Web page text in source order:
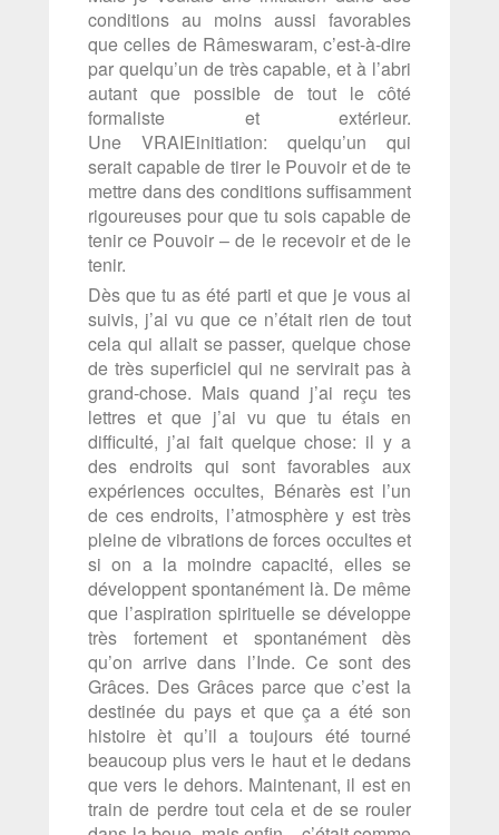
conditions au moins aussi favorables
que celles de Râmeswaram, c’est-à-dire
par quelqu’un de très capable, et à l’abri
autant que possible de tout le côté
formaliste et extérieur.
Une VRAIEinitiation: quelqu’un qui
serait capable de tirer le Pouvoir et de te
mettre dans des conditions suffisamment
rigoureuses pour que tu sois capable de
tenir ce Pouvoir – de le recevoir et de le
tenir.
Dès que tu as été parti et que je vous ai
suivis, j’ai vu que ce n’était rien de tout
cela qui allait se passer, quelque chose
de très superficiel qui ne servirait pas à
grand-chose. Mais quand j’ai reçu tes
lettres et que j’ai vu que tu étais en
difficulté, j’ai fait quelque chose: il y a
des endroits qui sont favorables aux
expériences occultes, Bénarès est l’un
de ces endroits, l’atmosphère y est très
pleine de vibrations de forces occultes et
si on a la moindre capacité, elles se
développent spontanément là. De même
que l’aspiration spirituelle se développe
très fortement et spontanément dès
qu’on arrive dans l’Inde. Ce sont des
Grâces. Des Grâces parce que c’est la
destinée du pays et que ça a été son
histoire èt qu’il a toujours été tourné
beaucoup plus vers le haut et le dedans
que vers le dehors. Maintenant, il est en
train de perdre tout cela et de se rouler